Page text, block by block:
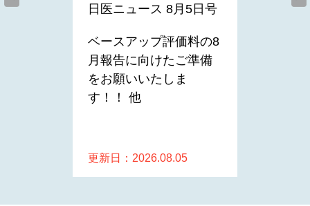
日医ニュース 8月5日号
ベースアップ評価料の8
月報告に向けたご準備
をお願いいたしま
す！！ 他
更新日：2026.08.05
日本医